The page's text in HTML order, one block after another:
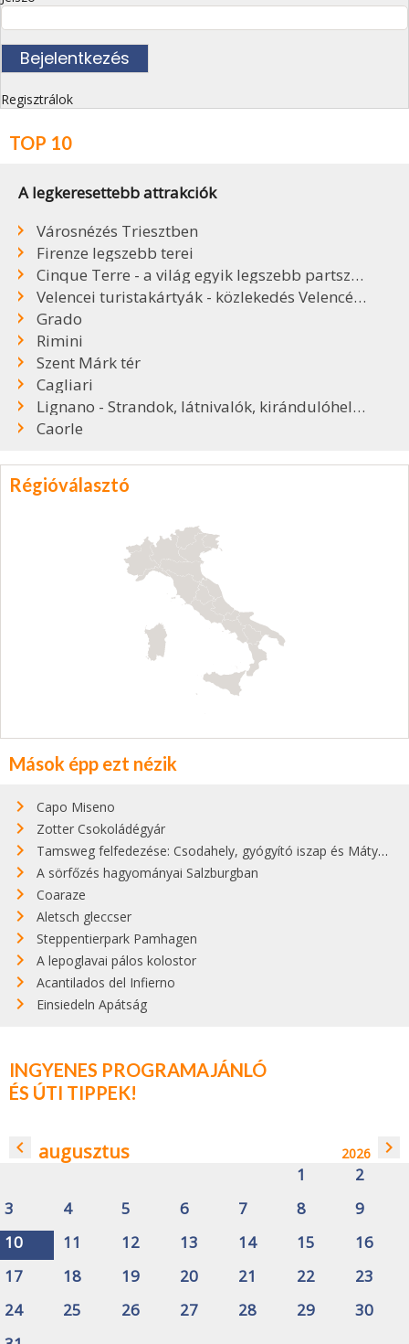
Regisztrálok
TOP 10
A legkeresettebb attrakciók
Városnézés Triesztben
Firenze legszebb terei
Cinque Terre - a világ egyik legszebb partszakasza
Velencei turistakártyák - közlekedés Velencében
Grado
Rimini
Szent Márk tér
Cagliari
Lignano - Strandok, látnivalók, kirándulóhelyek
Caorle
Régióválasztó
Mások épp ezt nézik
Capo Miseno
Zotter Csokoládégyár
Tamsweg felfedezése: Csodahely, gyógyító iszap és Mátyás király emléke
A sörfőzés hagyományai Salzburgban
Coaraze
Aletsch gleccser
Steppentierpark Pamhagen
A lepoglavai pálos kolostor
Acantilados del Infierno
Einsiedeln Apátság
INGYENES PROGRAMAJÁNLÓ
ÉS ÚTI TIPPEK!
navigate_before augusztus 2026 navigate_next
1
2
3
4 5 6 7 8
9
10
11 12 13 14 15
16
17
18 19 20 21 22
23
24
25 26 27 28 29
30